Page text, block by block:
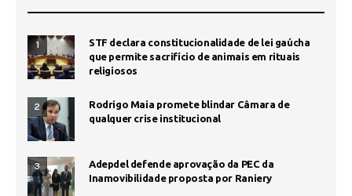
1
STF declara constitucionalidade de lei gaúcha
que permite sacrifício de animais em rituais
religiosos
2
Rodrigo Maia promete blindar Câmara de
qualquer crise institucional
3
Adepdel defende aprovação da PEC da
Inamovibilidade proposta por Raniery